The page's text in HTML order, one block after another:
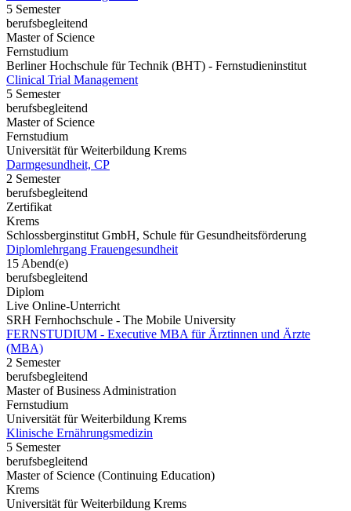
5 Semester
berufsbegleitend
Master of Science
Fernstudium
Berliner Hochschule für Technik (BHT) - Fernstudieninstitut
Clinical Trial Management
5 Semester
berufsbegleitend
Master of Science
Fernstudium
Universität für Weiterbildung Krems
Darmgesundheit, CP
2 Semester
berufsbegleitend
Zertifikat
Krems
Schlossberginstitut GmbH, Schule für Gesundheitsförderung
Diplomlehrgang Frauengesundheit
15 Abend(e)
berufsbegleitend
Diplom
Live Online-Unterricht
SRH Fernhochschule - The Mobile University
FERNSTUDIUM - Executive MBA für Ärztinnen und Ärzte
(MBA)
2 Semester
berufsbegleitend
Master of Business Administration
Fernstudium
Universität für Weiterbildung Krems
Klinische Ernährungsmedizin
5 Semester
berufsbegleitend
Master of Science (Continuing Education)
Krems
Universität für Weiterbildung Krems